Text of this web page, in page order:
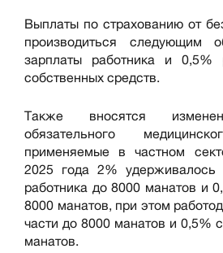
Выплаты по страхованию от
производиться следующим
зарплаты работника и 0,5%
собственных средств.
Также вносятся
обязательного
применяемые в частном
2025 года 2% удерживалось
работника до 8000 манатов и
8000 манатов, при этом
части до 8000 манатов и 0,5%
манатов.